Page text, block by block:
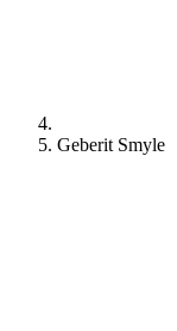
Geberit Smyle